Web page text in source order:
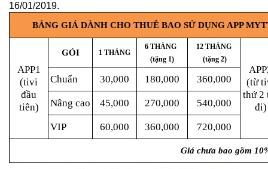
16/01/2019.
BẢNG GIÁ DÀNH CHO THUÊ BAO SỬ DỤNG APP
APP1
(tivi
đầu
tiên)
GÓI 1 THÁNG
6 THÁNG
(tặng 1)
12 THÁNG
(tặng 2)
(từ
thứ 2
đi)
Chuẩn 30,000 180,000 360,000
Nâng cao 45,000 270,000 540,000
VIP 60,000 360,000 720,000
Giá chưa bao gồm